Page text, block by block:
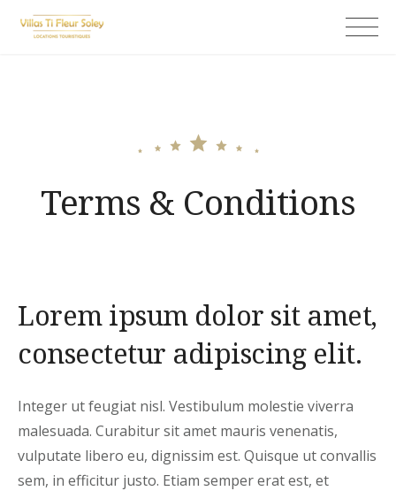
Terms & Conditions
Lorem ipsum dolor sit amet,
consectetur adipiscing elit.
Integer ut feugiat nisl. Vestibulum molestie viverra
malesuada. Curabitur sit amet mauris venenatis,
vulputate libero eu, dignissim est. Quisque ut convallis
sem, in efficitur justo. Etiam semper erat est, et